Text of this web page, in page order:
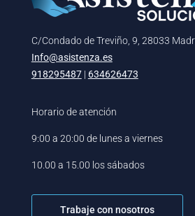
C/Condado de Treviño, 9, 28033
Info@asistenza.es
918295487| 634626473
Horario de atención
9:00 a 20:00 de lunes a viernes
10.00 a 15.00 los sábados
Trabaje con nosotros